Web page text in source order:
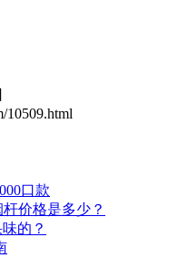
10509.html
口款
价格是多少？
的？